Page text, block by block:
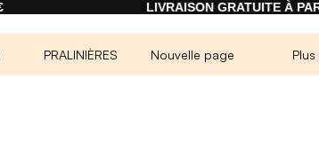
LIVRAISON GRATUITE À PARTIR DE
PRALINIÈRES Nouvelle page Plus